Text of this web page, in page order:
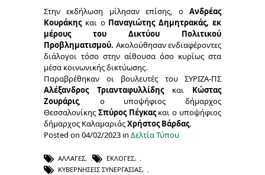
Στην εκδήλωση μίλησαν επίσης, ο Ανδρέας
Κουράκηςκαι ο Παναγιώτης Δημητρακάς, εκ
μέρους του Δικτύου Πολιτικού
Προβληματισμού. Ακολούθησαν ενδιαφέροντες
διάλογοι τόσο στην αίθουσα όσο κυρίως στα
μέσα κοινωνικής δικτύωσης.
Παραβρέθηκαν οι βουλευτές του ΣΥΡΙΖΑ-ΠΣ
Αλέξανδρος Τριανταφυλλίδηςκαι Κώστας
Ζουράρις, ο υποψήφιος δήμαρχος
Θεσσαλονίκης Σπύρος Πέγκαςκαι ο υποψήφιος
δήμαρχος ΚαλαμαριάςΧρήστος Βάρδας.
Posted on 04/02/2023 in Δελτία Τύπου
ΑΛΛΑΓΈΣ, ΕΚΛΟΓΈΣ,
ΚΥΒΕΡΝΉΣΕΙΣ ΣΥΝΕΡΓΑΣΊΑΣ,